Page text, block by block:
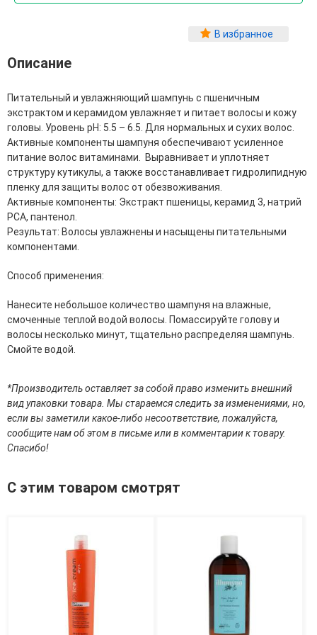
Фитопластика волос
Автозагар для лица
Бальзамы для лица
Гели для лица
Защита от солнца для лица
Карбокситерапия
Лосьоны, тоники и мисты для лица
Маски для лица
Масла для лица
Молочко и сливки для лица
Наборы для ухода за лицом
Скрабы, пилинги и гоммажи для лица
Спреи для лица
Средства для умывания
Сыворотки, эликсиры, эмульсии, концентраты и
Уход для губ
Для Тела
Автозагар для тела
Антицеллюлитные средства
Дезодоранты для тела
Лосьоны, сыворотки и эликсиры для тела
Масла для тела
Молочко для тела
Наборы по уходу за телом
Пены для ванны
Скрабы и пилинги для тела
В избранное
Описание
Питательный и увлажняющий шампунь c пшеничным
экстрактом и керамидом увлажняет и питает волосы и кожу
головы. Уровень pH: 5.5 – 6.5. Для нормальных и сухих волос.
Активные компоненты шампуня обеспечивают усиленное
питание волос витаминами. Выравнивает и уплотняет
структуру кутикулы, а также восстанавливает гидролипидную
пленку для защиты волос от обезвоживания.
Активные компоненты: Экстракт пшеницы, керамид 3, натрий
РСА, пантенол.
Результат: Волосы увлажнены и насыщены питательными
компонентами.
Способ применения:
Нанесите небольшое количество шампуня на влажные,
смоченные теплой водой волосы. Помассируйте голову и
волосы несколько минут, тщательно распределяя шампунь.
Cмойте водой.
*Производитель оставляет за собой право изменить внешний
вид упаковки товара. Мы стараемся следить за изменениями, но,
если вы заметили какое-либо несоответствие, пожалуйста,
сообщите нам об этом в письме или в комментарии к товару.
Спасибо!
С этим товаром смотрят